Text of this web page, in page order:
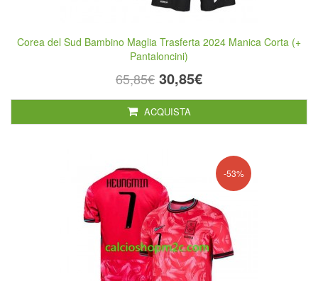
Corea del Sud Bambino Maglia Trasferta 2024 Manica Corta (+
Pantaloncini)
65,85€ 30,85€
ACQUISTA
-53%